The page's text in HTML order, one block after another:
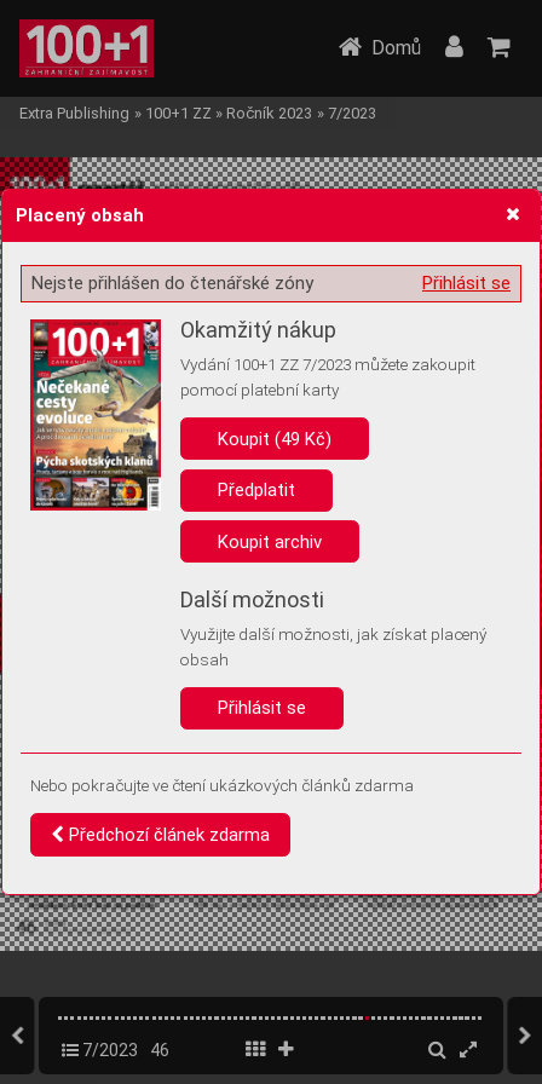
Žádost o souhlas s ukládáním volitelných informací
Pro základní fungování webu nepotřebujeme ukládat žádné informace
(tzv. cookies apod.). Rádi bychom vás ale požádali o souhlas s
uložením volitelných informací:
Anonymní unikátní ID
Díky němu příště poznáme, že se jedná o stejné zařízení, a
Identifikátor je zcela anonymní.
Vaše souhlasy a odmítnutí si ukládáme do vašeho zařízení, abychom se
vás už příště znovu neptali. Můžete je kdykoli později upravit ve Správě
Domů
Extra Publishing » 100+1 ZZ » Ročník 2023 » 7/2023
7/2023 46
Placený obsah
Přihlásit se
Nejste přihlášen do čtenářské zóny
Okamžitý nákup
Vydání 100+1 ZZ 7/2023 můžete zakoupit
pomocí platební karty
Koupit (49 Kč)
Předplatit
Koupit archiv
Další možnosti
Využijte další možnosti, jak získat placený
obsah
Přihlásit se
Nebo pokračujte ve čtení ukázkových článků zdarma
Předchozí článek zdarma